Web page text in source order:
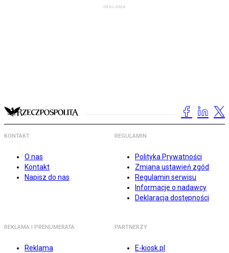
KONTAKT
O nas
Kontakt
Napisz do nas
REGULAMIN
Polityka Prywatności
Zmiana ustawień zgód
Regulamin serwisu
Informacje o nadawcy
Deklaracja dostępności
REKLAMA I PRENUMERATA
Reklama
PARTNERZY
E-kiosk.pl